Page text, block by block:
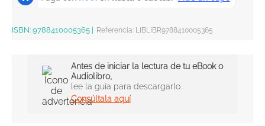
ISBN: 9788410005365 Referencia: LIBLIBR9788410005365
Antes de iniciar la lectura de tu eBook o
Audiolibro,
lee la guía para descargarlo.
Consúltala aquí